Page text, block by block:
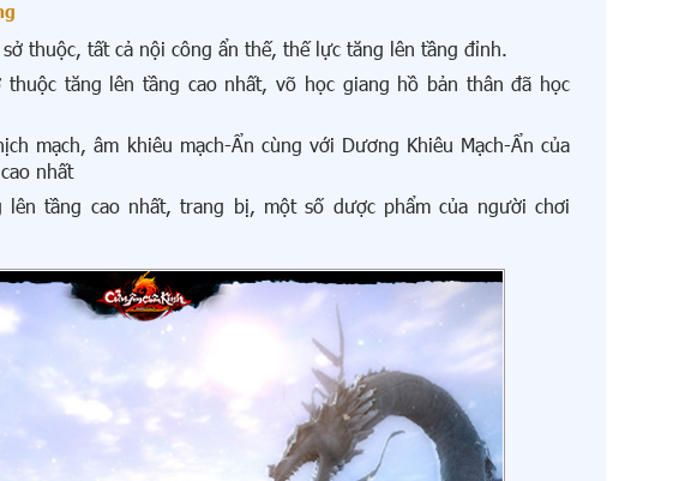
thuộc, tất cả nội công ẩn thế, thế lực tăng lên tầng đỉnh.
tăng lên tầng cao nhất, võ học giang hồ bản thân đã học
mạch, âm khiêu mạch-Ẩn cùng với Dương Khiêu Mạch-Ẩn của
nhất
lên tầng cao nhất, trang bị, một số dược phẩm của người chơi